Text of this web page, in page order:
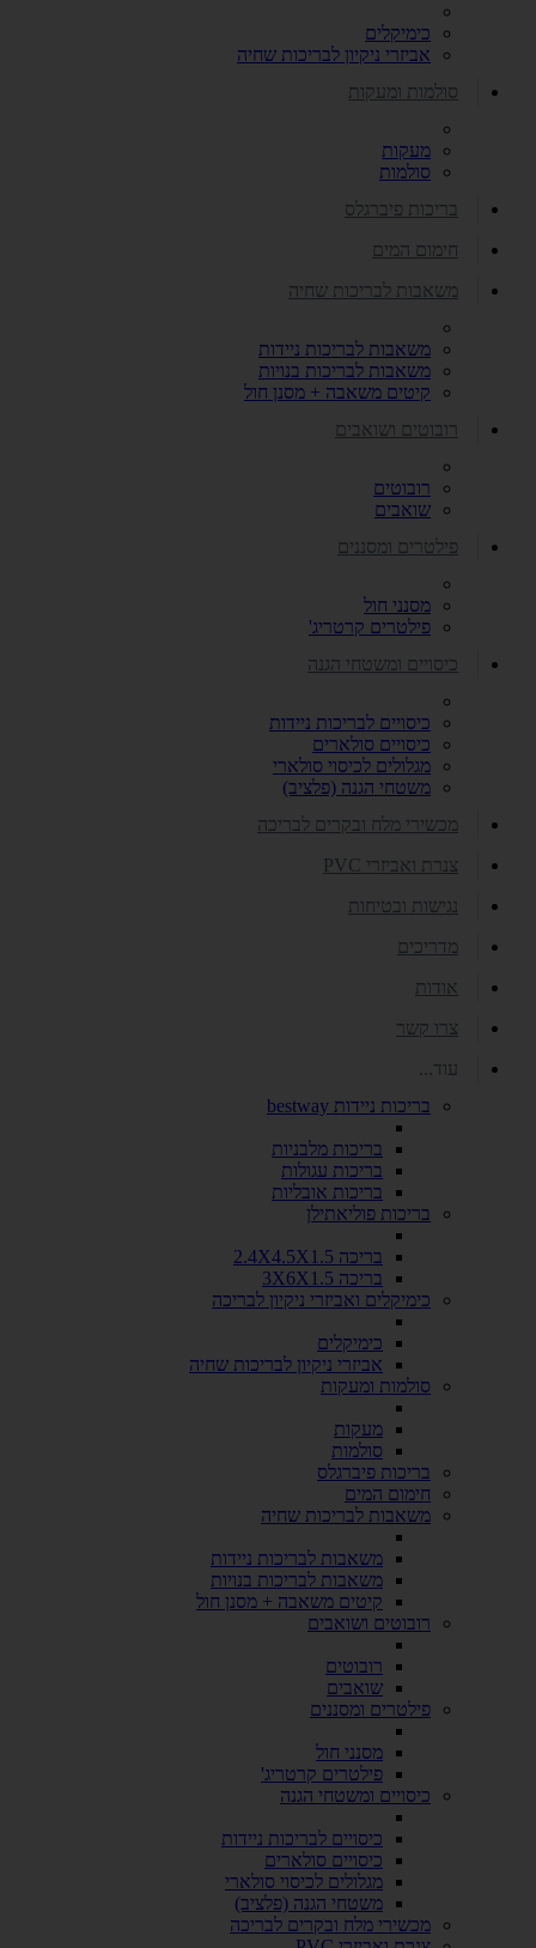
כימיקלים
אביזרי ניקיון לבריכות שחיה
סולמות ומעקות
מעקות
סולמות
בריכות פיברגלס
חימום המים
משאבות לבריכות שחיה
משאבות לבריכות ניידות
משאבות לבריכות בנויות
קיטים משאבה + מסנן חול
רובוטים ושואבים
רובוטים
שואבים
פילטרים ומסננים
מסנני חול
פילטרים קרטריג'
כיסויים ומשטחי הגנה
כיסויים לבריכות ניידות
כיסויים סולארים
מגלולים לכיסוי סולארי
משטחי הגנה (פלציב)
מכשירי מלח ובקרים לבריכה
צנרת ואביזרי PVC
נגישות ובטיחות
מדריכים
אודות
צרו קשר
עוד...
בריכות ניידות bestway
בריכות מלבניות
בריכות עגולות
בריכות אובליות
בריכות פוליאתילן
בריכה 2.4X4.5X1.5
בריכה 3X6X1.5
כימיקלים ואביזרי ניקיון לבריכה
כימיקלים
אביזרי ניקיון לבריכות שחיה
סולמות ומעקות
מעקות
סולמות
בריכות פיברגלס
חימום המים
משאבות לבריכות שחיה
משאבות לבריכות ניידות
משאבות לבריכות בנויות
קיטים משאבה + מסנן חול
רובוטים ושואבים
רובוטים
שואבים
פילטרים ומסננים
מסנני חול
פילטרים קרטריג'
כיסויים ומשטחי הגנה
כיסויים לבריכות ניידות
כיסויים סולארים
מגלולים לכיסוי סולארי
משטחי הגנה (פלציב)
מכשירי מלח ובקרים לבריכה